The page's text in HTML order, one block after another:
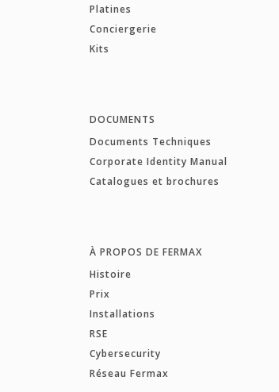
Platines
Conciergerie
Kits
DOCUMENTS
Documents Techniques
Corporate Identity Manual
Catalogues et brochures
À PROPOS DE FERMAX
Histoire
Prix
Installations
RSE
Cybersecurity
Réseau Fermax